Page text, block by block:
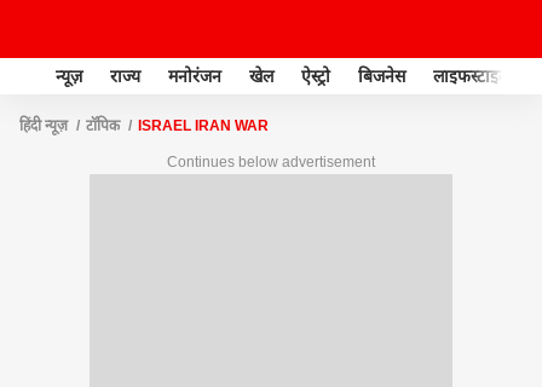
न्यूज़ राज्य मनोरंजन खेल ऐस्ट्रो बिजनेस लाइफस्टाइल
हिंदी न्यूज़ टॉपिक ISRAEL IRAN WAR
Continues below advertisement